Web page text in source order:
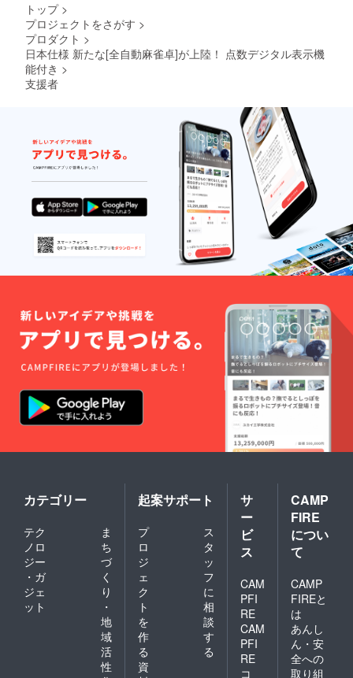
トップ >
プロジェクトをさがす >
プロダクト >
日本仕様 新たな[全自動麻雀卓]が上陸！ 点数デジタル表示機
能付き >
支援者
カテゴリー
テク
ノロ
ジー
・ガ
ジェ
ット
ま
ち
づ
く
り
・
地
域
活
性
起案サポート
プ
ロ
ジ
ェ
ク
ト
を
作
る
ス
タ
ッ
フ
に
相
談
す
る
資
サ
ー
ビ
ス
CAM
PFI
RE
CAM
PFI
RE
コ
CAMP
FIRE
につい
て
CAMP
FIREと
は
あんし
ん・安
全への
取り組